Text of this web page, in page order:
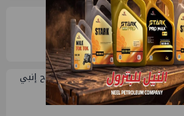
مديراً جديد لها في مصر
عبدالحافظ يتحدث عن قصة نجاح إنبي